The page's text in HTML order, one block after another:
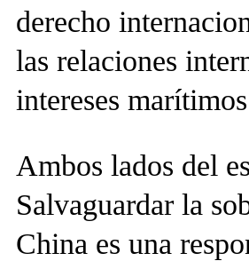
derecho
las relaciones
intereses
Ambos lados del
Salvaguardar la
China es una